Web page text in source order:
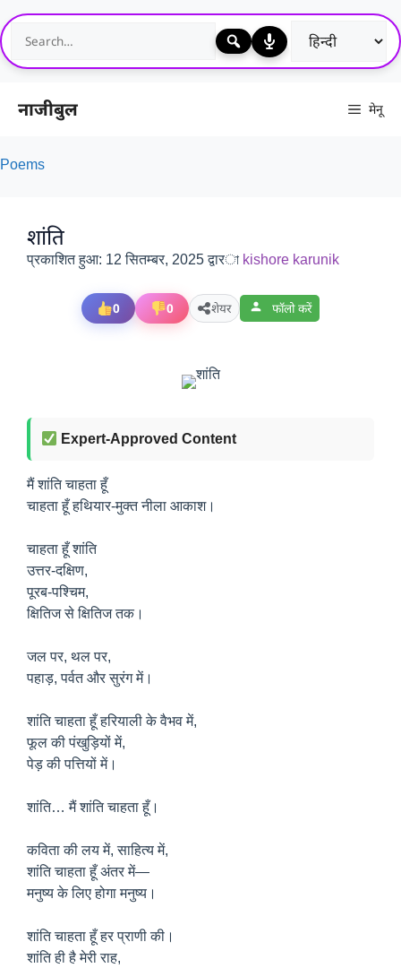
Skip
to
content
नाजीबुल मेनू
Poems
शांति
प्रकाशित हुआ: 12 सितम्बर, 2025द्वारা kishore karunik
0 0 शेयर फॉलो करें
Expert-Approved Content
मैं शांति चाहता हूँ
चाहता हूँ हथियार-मुक्त नीला आकाश।
चाहता हूँ शांति
उत्तर-दक्षिण,
पूरब-पश्चिम,
क्षितिज से क्षितिज तक।
जल पर, थल पर,
पहाड़, पर्वत और सुरंग में।
शांति चाहता हूँ हरियाली के वैभव में,
फूल की पंखुड़ियों में,
पेड़ की पत्तियों में।
शांति… मैं शांति चाहता हूँ।
कविता की लय में, साहित्य में,
शांति चाहता हूँ अंतर में—
मनुष्य के लिए होगा मनुष्य।
शांति चाहता हूँ हर प्राणी की।
शांति ही है मेरी राह,